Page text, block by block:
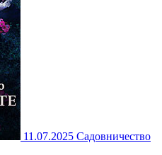
11.07.2025 Садовничество